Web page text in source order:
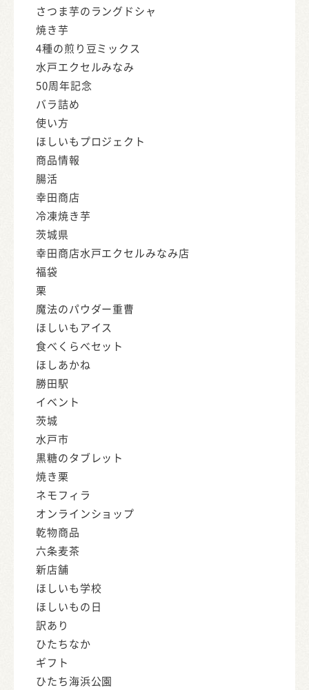
さつま芋のラングドシャ
焼き芋
4種の煎り豆ミックス
水戸エクセルみなみ
50周年記念
バラ詰め
使い方
ほしいもプロジェクト
商品情報
腸活
幸田商店
冷凍焼き芋
茨城県
幸田商店水戸エクセルみなみ店
福袋
栗
魔法のパウダー重曹
ほしいもアイス
食べくらべセット
ほしあかね
勝田駅
イベント
茨城
水戸市
黒糖のタブレット
焼き栗
ネモフィラ
オンラインショップ
乾物商品
六条麦茶
新店舗
ほしいも学校
ほしいもの日
訳あり
ひたちなか
ギフト
ひたち海浜公園